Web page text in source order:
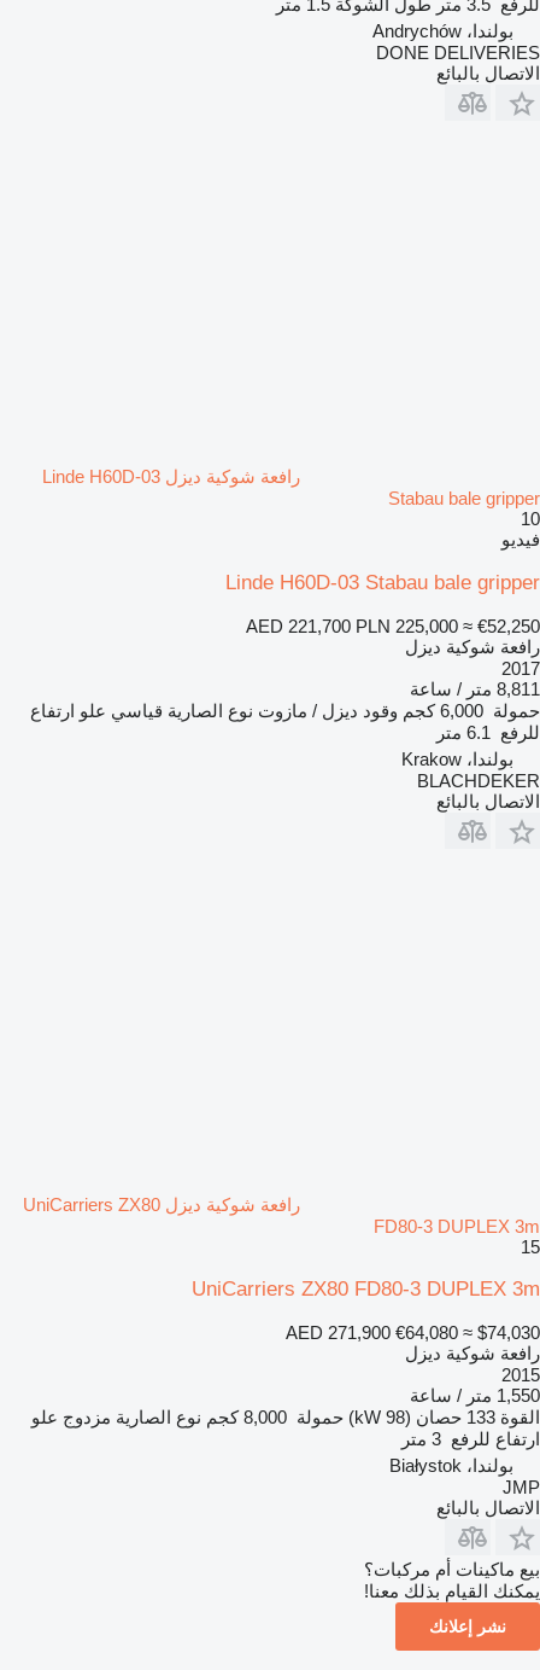
بولندا، Andrychów
DONE DELIVERIES
الاتصال بالبائع
رافعة شوكية ديزل Linde H60D-03
Stabau bale gripper
10
فيديو
Linde H60D-03 Stabau bale gripper
AED 221,700 PLN 225,000 ≈ €52,250
رافعة شوكية ديزل
2017
8,811 متر / ساعة
حمولة 6,000 كجم وقود ديزل / مازوت نوع الصارية قياسي علو ارتفاع
للرفع 6.1 متر
بولندا، Krakow
BLACHDEKER
الاتصال بالبائع
رافعة شوكية ديزل UniCarriers ZX80
FD80-3 DUPLEX 3m
15
UniCarriers ZX80 FD80-3 DUPLEX 3m
AED 271,900 €64,080 ≈ $74,030
رافعة شوكية ديزل
2015
1,550 متر / ساعة
القوة 133 حصان (98 kW) حمولة 8,000 كجم نوع الصارية مزدوج علو
ارتفاع للرفع 3 متر
بولندا، Białystok
JMP
الاتصال بالبائع
بيع ماكينات أم مركبات؟
يمكنك القيام بذلك معنا!
نشر إعلانك